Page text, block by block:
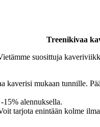
Treenikivaa
suosittuja
mukaan tunnille.
alennuksella.
tarjota enintään kolme